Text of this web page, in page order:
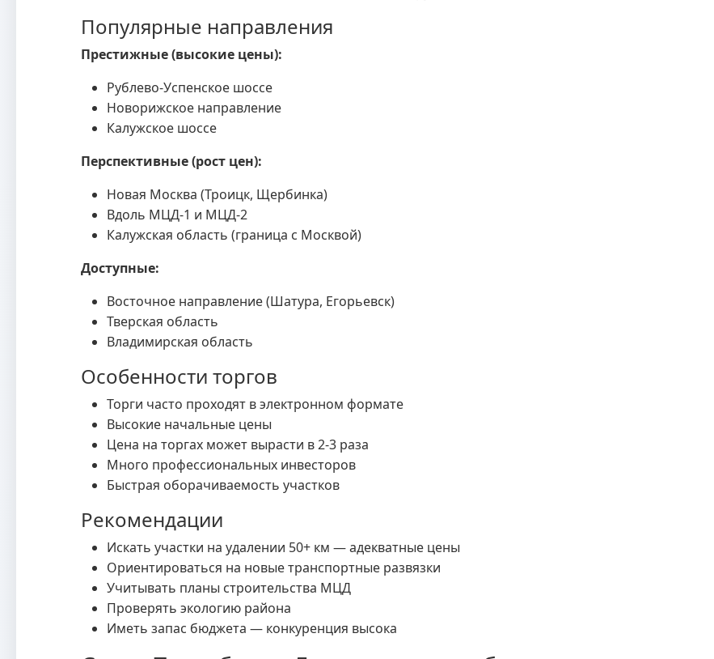
Популярные направления
Престижные (высокие цены):
Рублево-Успенское шоссе
Новорижское направление
Калужское шоссе
Перспективные (рост цен):
Новая Москва (Троицк, Щербинка)
Вдоль МЦД-1 и МЦД-2
Калужская область (граница с Москвой)
Доступные:
Восточное направление (Шатура, Егорьевск)
Тверская область
Владимирская область
Особенности торгов
Торги часто проходят в электронном формате
Высокие начальные цены
Цена на торгах может вырасти в 2-3 раза
Много профессиональных инвесторов
Быстрая оборачиваемость участков
Рекомендации
Искать участки на удалении 50+ км — адекватные цены
Ориентироваться на новые транспортные развязки
Учитывать планы строительства МЦД
Проверять экологию района
Иметь запас бюджета — конкуренция высока